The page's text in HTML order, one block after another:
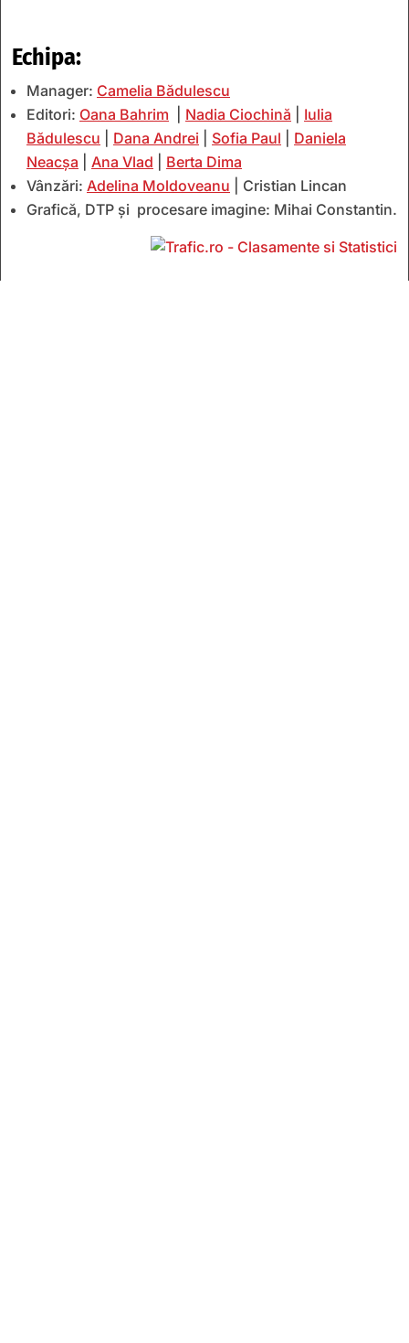
Echipa:
Manager: Camelia Bădulescu
Editori: Oana Bahrim Nadia Ciochină
Iulia
Bădulescu
Dana Andrei Sofia Paul
Daniela
Neacșa
Ana Vlad
Berta Dima
Vânzări: Adelina Moldoveanu | Cristian Lincan
Grafică, DTP și procesare imagine: Mihai Constantin.